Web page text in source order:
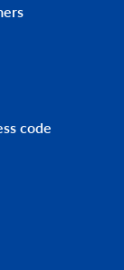
code